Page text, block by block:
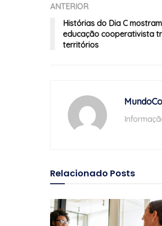
ANTERIOR
Histórias do Dia C
educação cooperativista
territórios
Relacionado Posts